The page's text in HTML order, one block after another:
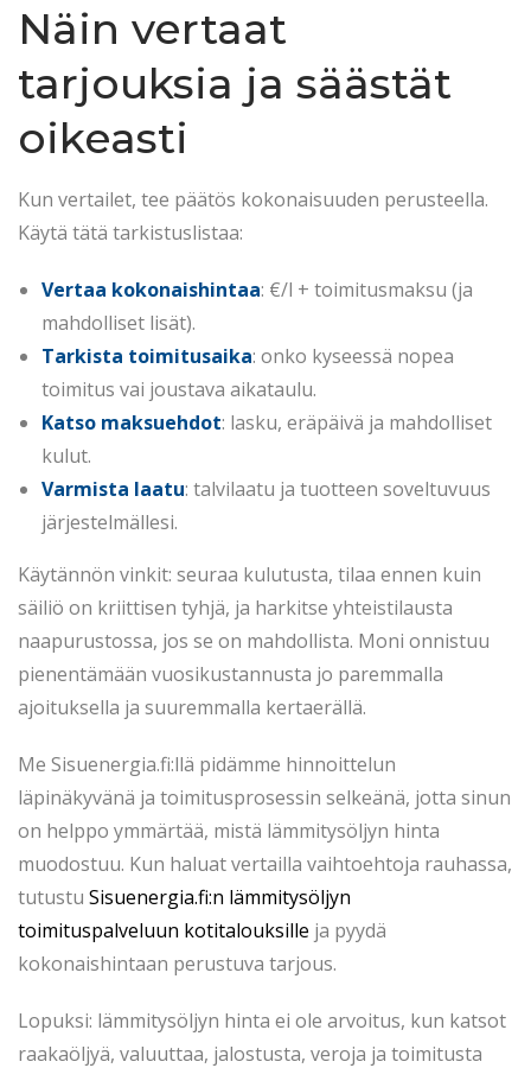
Näin vertaat
tarjouksia ja säästät
oikeasti
Kun vertailet, tee päätös kokonaisuuden perusteella.
Käytä tätä tarkistuslistaa:
Vertaa kokonaishintaa: €/l + toimitusmaksu (ja
mahdolliset lisät).
Tarkista toimitusaika: onko kyseessä nopea
toimitus vai joustava aikataulu.
Katso maksuehdot: lasku, eräpäivä ja mahdolliset
kulut.
Varmista laatu: talvilaatu ja tuotteen soveltuvuus
järjestelmällesi.
Käytännön vinkit: seuraa kulutusta, tilaa ennen kuin
säiliö on kriittisen tyhjä, ja harkitse yhteistilausta
naapurustossa, jos se on mahdollista. Moni onnistuu
pienentämään vuosikustannusta jo paremmalla
ajoituksella ja suuremmalla kertaerällä.
Me Sisuenergia.fi:llä pidämme hinnoittelun
läpinäkyvänä ja toimitusprosessin selkeänä, jotta sinun
on helppo ymmärtää, mistä lämmitysöljyn hinta
muodostuu. Kun haluat vertailla vaihtoehtoja rauhassa,
tutustu Sisuenergia.fi:n lämmitysöljyn
toimituspalveluun kotitalouksille ja pyydä
kokonaishintaan perustuva tarjous.
Lopuksi: lämmitysöljyn hinta ei ole arvoitus, kun katsot
raakaöljyä, valuuttaa, jalostusta, veroja ja toimitusta